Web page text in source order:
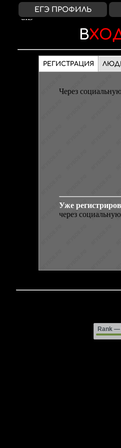
РЕГИСТРАЦИЯ
Через
ВКонтакте
Яндекс
Google
Facebook
uCoz
uID
Уже
через
ЕГЭ ПРОФИЛЬ
Rank—